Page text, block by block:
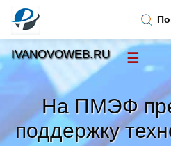
На ПМЭФ
поддержку
IVANOVOWEB.RU ☰
Новости
Тренды новостей»